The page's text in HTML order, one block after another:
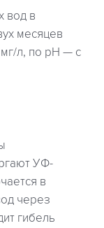
вод в
месяцев
л, по рН — с
УФ-
в
через
гибель